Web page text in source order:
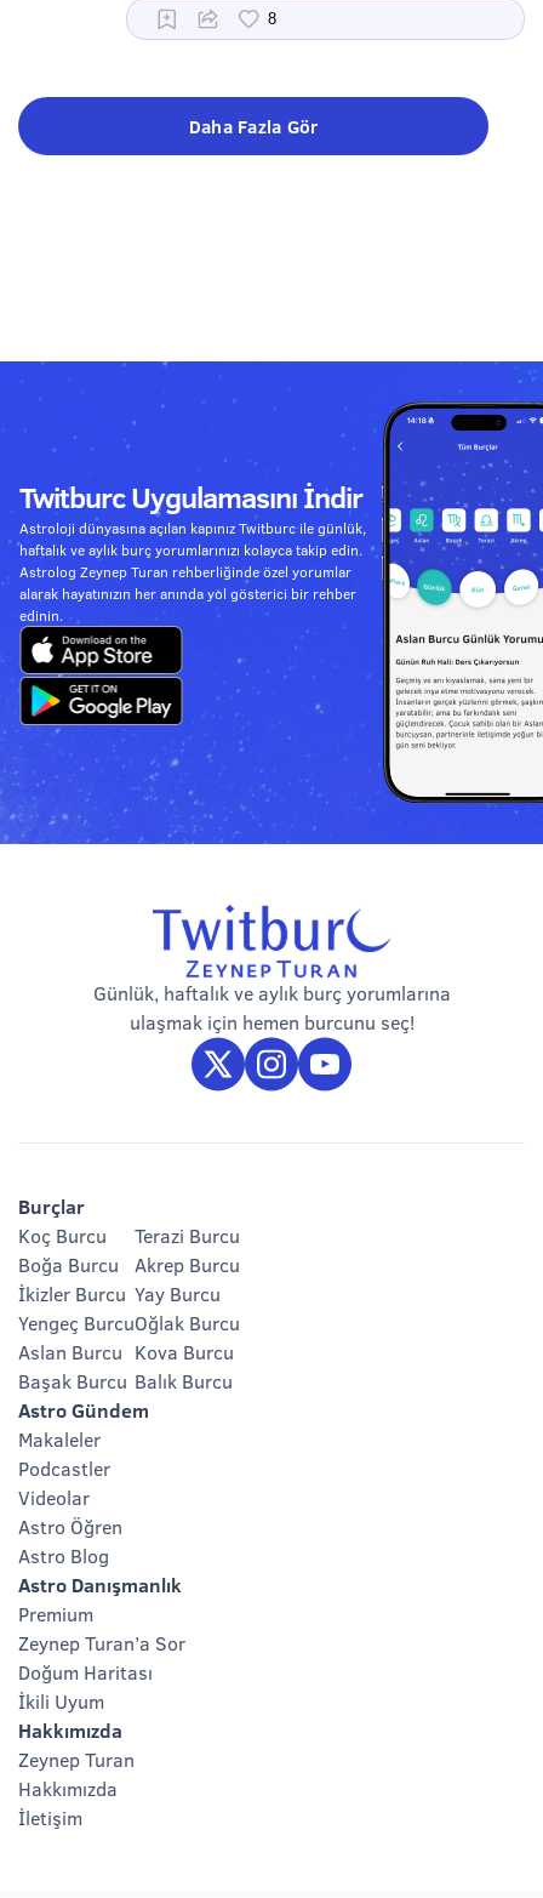
Daha Fazla Gör
Twitburc Uygulamasını İndir
Astroloji dünyasına açılan kapınız Twitburc ile günlük,
haftalık ve aylık burç yorumlarınızı kolayca takip edin.
Astrolog Zeynep Turan rehberliğinde özel yorumlar
alarak hayatınızın her anında yol gösterici bir rehber
edinin.
Günlük, haftalık ve aylık burç yorumlarına
ulaşmak için hemen burcunu seç!
Burçlar
Koç Burcu
Boğa Burcu
İkizler Burcu
Yengeç Burcu
Aslan Burcu
Başak Burcu
Terazi Burcu
Akrep Burcu
Yay Burcu
Oğlak Burcu
Kova Burcu
Balık Burcu
Astro Gündem
Makaleler
Podcastler
Videolar
Astro Öğren
Astro Blog
Astro Danışmanlık
Premium
Zeynep Turan’a Sor
Doğum Haritası
İkili Uyum
Hakkımızda
Zeynep Turan
Hakkımızda
İletişim